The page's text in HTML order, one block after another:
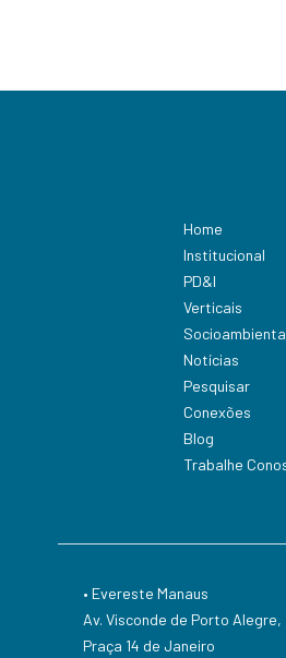
Home
Institucional
PD&I
Verticais
Notícias
Pesquisar
Conexões
Blog
Trabalhe
• Evereste Manaus
Av. Visconde de Porto Alegre,
Praça 14 de Janeiro